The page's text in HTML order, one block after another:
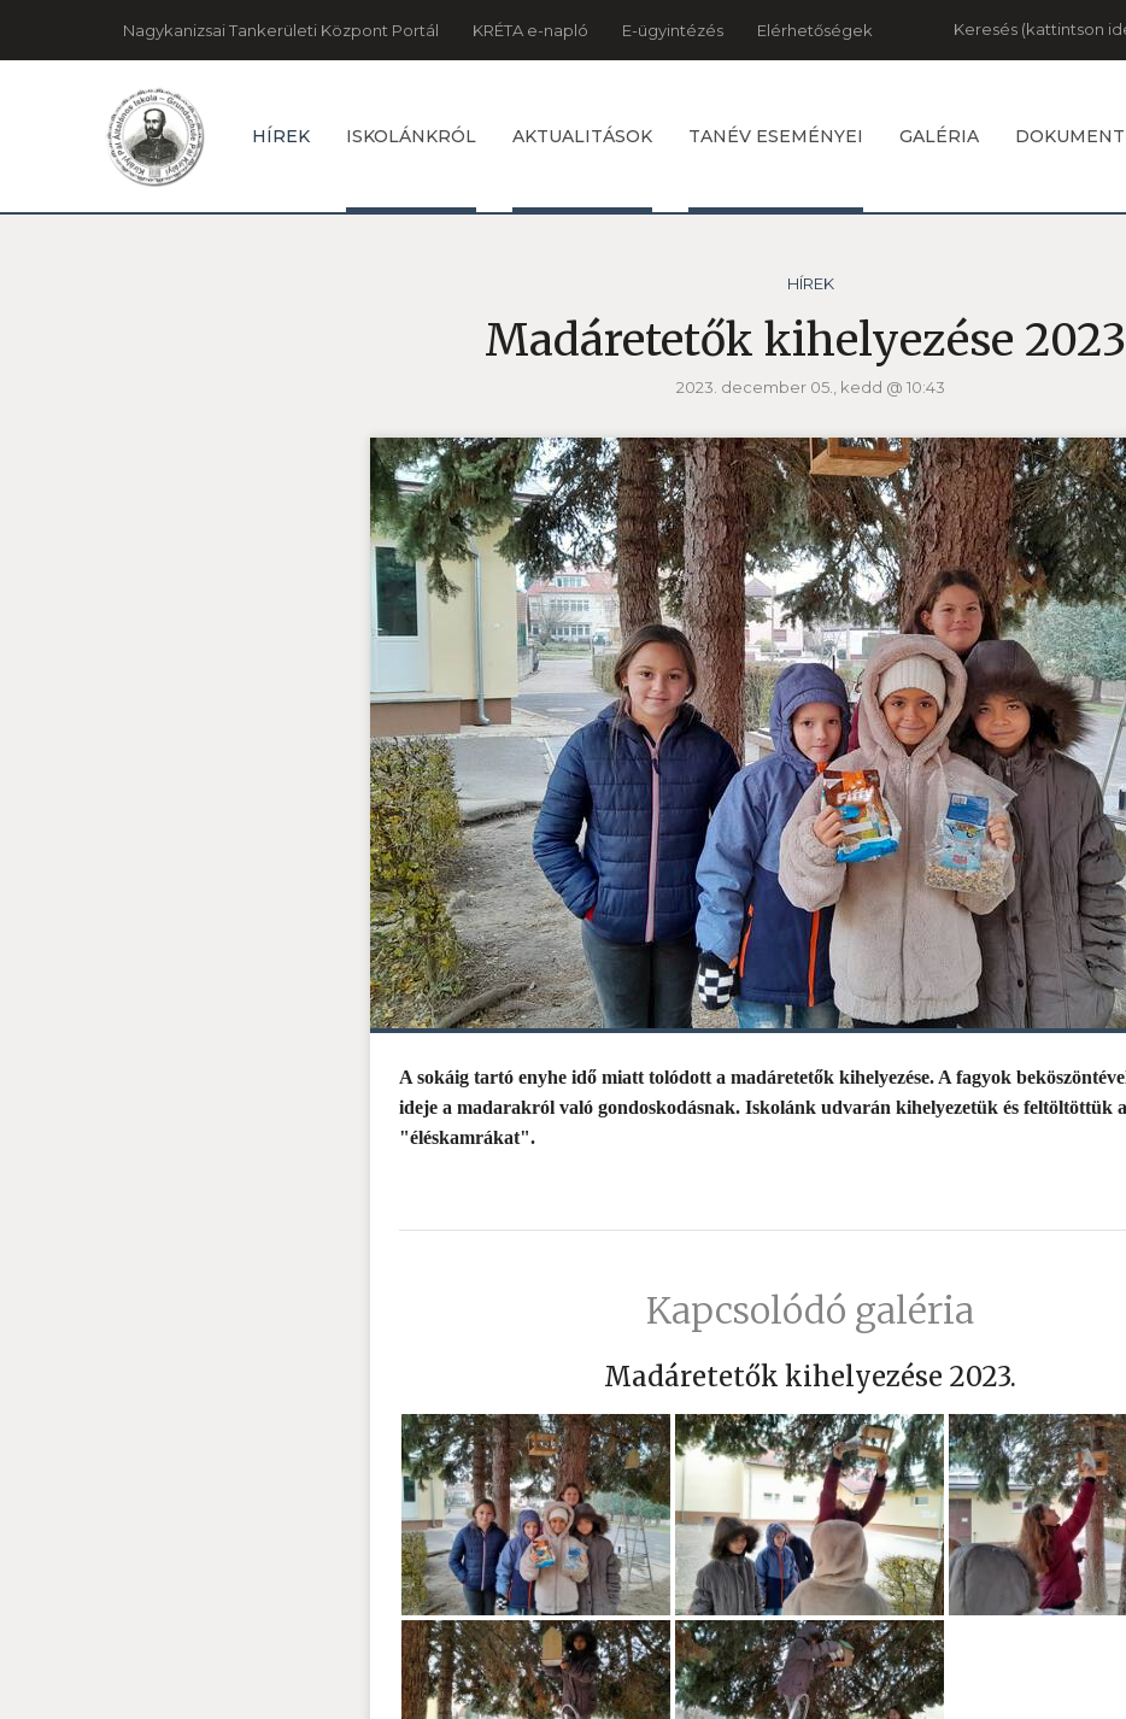
Nagykanizsai Tankerületi Központ Portál KRÉTA e-napló E-ügyintézés Elérhetőségek Keresés
HÍREK ISKOLÁNKRÓL AKTUALITÁSOK TANÉV ESEMÉNYEI GALÉRIA
HÍREK
Madáretetők kihelyezése
2023. december 05., kedd @ 10:43
A sokáig tartó enyhe idő miatt tolódott a madáretetők kihelyezése. A fagyok
ideje a madarakról való gondoskodásnak. Iskolánk udvarán kihelyezetük és feltöltöttük
"éléskamrákat".
Kapcsolódó galéria
Madáretetők kihelyezése 2023.